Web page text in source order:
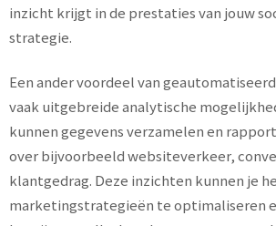
inzicht krijgt in de prestaties van jouw
strategie.
Een ander voordeel van
vaak uitgebreide analytische
kunnen gegevens verzamelen en
over bijvoorbeeld websiteverkeer,
klantgedrag. Deze inzichten kunnen je
marketingstrategieën te optimaliseren